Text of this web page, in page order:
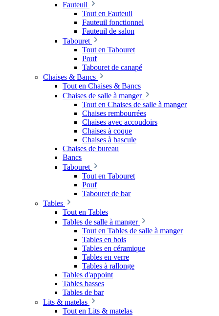
Fauteuil
Tout en Fauteuil
Fauteuil fonctionnel
Fauteuil de salon
Tabouret
Tout en Tabouret
Pouf
Tabouret de canapé
Chaises & Bancs
Tout en Chaises & Bancs
Chaises de salle à manger
Tout en Chaises de salle à manger
Chaises rembourrées
Chaises avec accoudoirs
Chaises à coque
Chaises à bascule
Chaises de bureau
Bancs
Tabouret
Tout en Tabouret
Pouf
Tabouret de bar
Tables
Tout en Tables
Tables de salle à manger
Tout en Tables de salle à manger
Tables en bois
Tables en céramique
Tables en verre
Tables à rallonge
Tables d'appoint
Tables basses
Tables de bar
Lits & matelas
Tout en Lits & matelas